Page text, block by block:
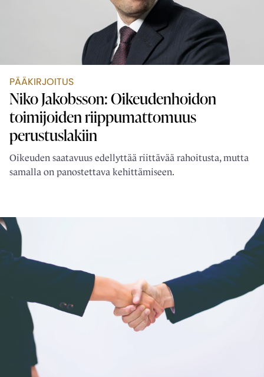
PÄÄKIRJOITUS
Niko Jakobsson: Oikeudenhoidon
toimijoiden ­riippumattomuus
perustuslakiin
Oikeuden saatavuus edellyttää riittävää rahoitusta, mutta
samalla on panostettava kehittämiseen.